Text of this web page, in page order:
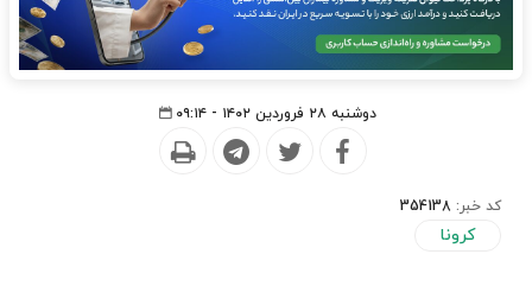
دوشنبه ۲۸ فروردین ۱۴۰۲ - ۰۹:۱۴
کد خبر: 354138
کرونا